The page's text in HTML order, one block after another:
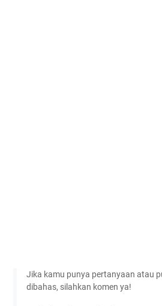
Jika kamu punya pertanyaan atau
dibahas, silahkan komen ya!